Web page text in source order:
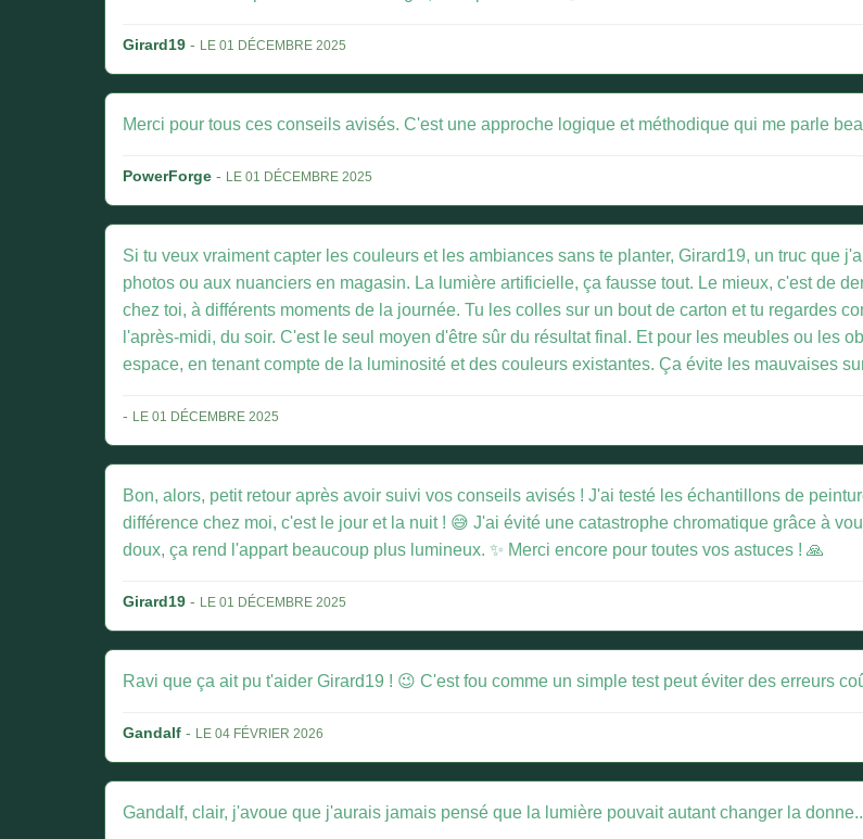
Girard19 - LE 01 DÉCEMBRE 2025
Merci pour tous ces conseils avisés. C'est une approche logique et méthodique qui me parle
PowerForge - LE 01 DÉCEMBRE 2025
Si tu veux vraiment capter les couleurs et les ambiances sans te planter, Girard19, un truc que
photos ou aux nuanciers en magasin. La lumière artificielle, ça fausse tout. Le mieux, c'est de
chez toi, à différents moments de la journée. Tu les colles sur un bout de carton et tu regardes
l'après-midi, du soir. C'est le seul moyen d'être sûr du résultat final. Et pour les meubles ou les
espace, en tenant compte de la luminosité et des couleurs existantes. Ça évite les mauvaises
- LE 01 DÉCEMBRE 2025
Bon, alors, petit retour après avoir suivi vos conseils avisés ! J'ai testé les échantillons de
différence chez moi, c'est le jour et la nuit ! 😅 J'ai évité une catastrophe chromatique grâce à
doux, ça rend l'appart beaucoup plus lumineux. ✨ Merci encore pour toutes vos astuces ! 🙏
Girard19 - LE 01 DÉCEMBRE 2025
Ravi que ça ait pu t'aider Girard19 ! 😉 C'est fou comme un simple test peut éviter des erreurs
Gandalf - LE 04 FÉVRIER 2026
Gandalf, clair, j'avoue que j'aurais jamais pensé que la lumière pouvait autant changer la